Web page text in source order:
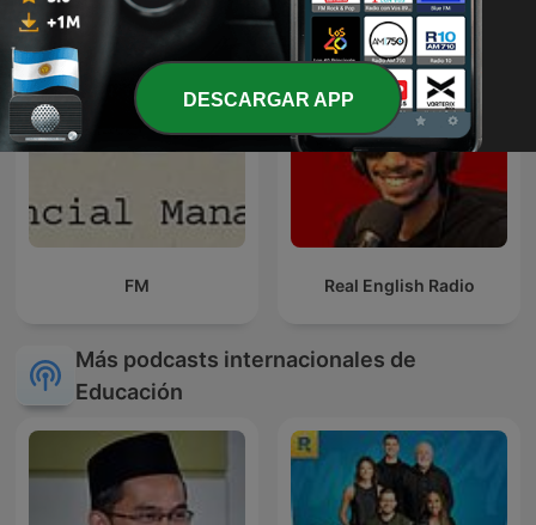
FM Real English Radio
Más podcasts internacionales de
Educación
DESCARGAR APP